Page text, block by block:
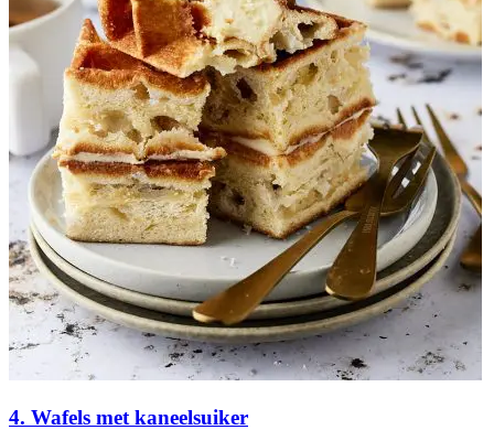
4. Wafels met kaneelsuiker